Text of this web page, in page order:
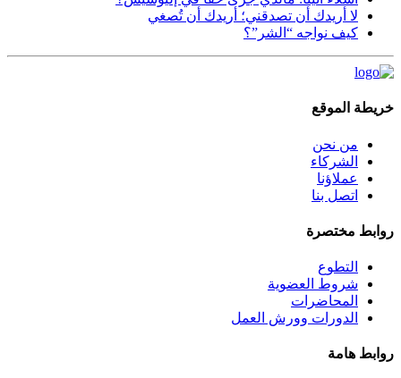
لا أريدك أن تصدقني؛ أريدك أن تُصغي
كيف نواجه “الشر”؟
خريطة الموقع
من نحن
الشركاء
عملاؤنا
اتصل بنا
روابط مختصرة
التطوع
شروط العضوية
المحاضرات
الدورات وورش العمل
روابط هامة